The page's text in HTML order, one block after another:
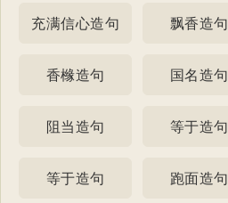
充满信心造句 飘香造句
香橼造句 国名造句
阻当造句 等于造句
等于造句 跑面造句